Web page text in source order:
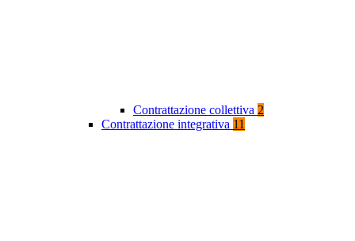
Contrattazione collettiva 2
Contrattazione integrativa 11